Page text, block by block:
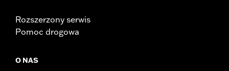
Rozszerzony serwis
Pomoc drogowa
O NAS